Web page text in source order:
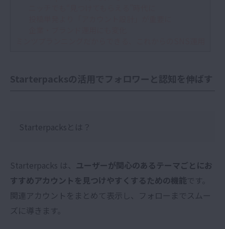
Starterpacksとは？
Starterpacks は、 ユーザーが関心のあるテーマごとにお
すすめアカウントを見つけやすくするための機能 です。
関連アカウントをまとめて表示し、フォローまでスムー
ズに導きます。